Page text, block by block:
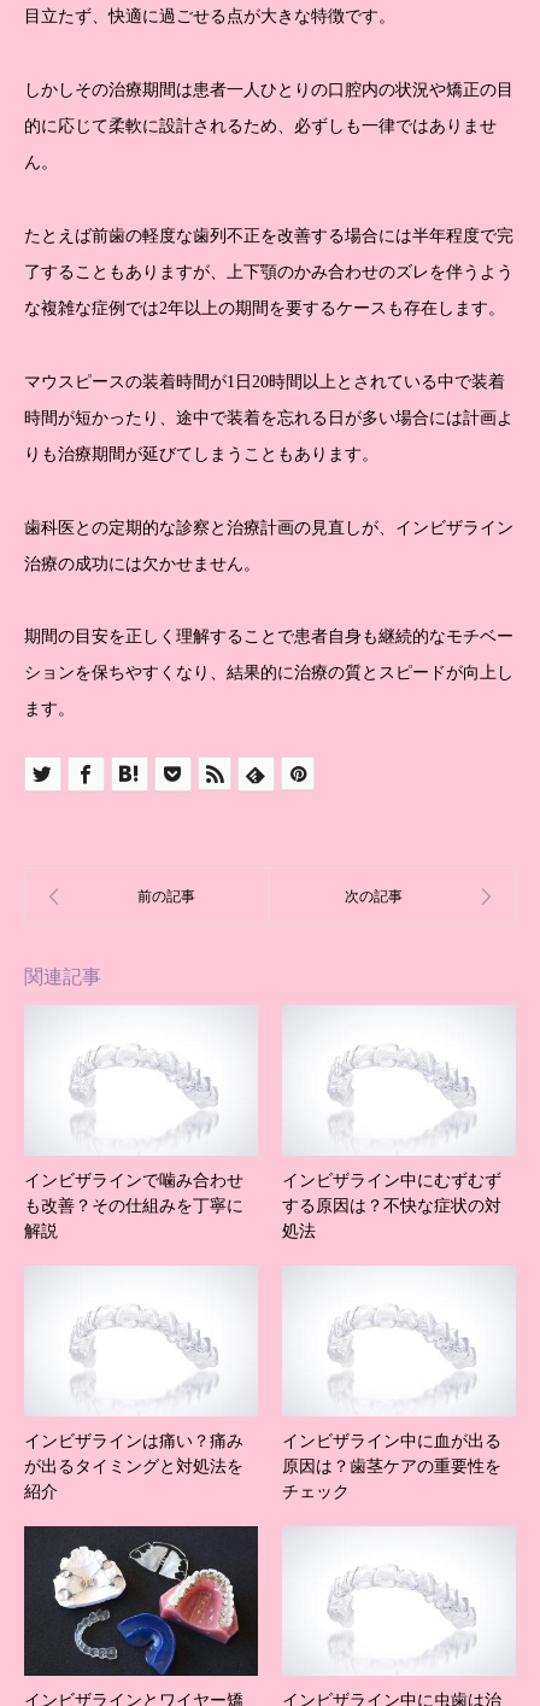
目立たず、快適に過ごせる点が大きな特徴です。
しかしその治療期間は患者一人ひとりの口腔内の状況や矯正の目
的に応じて柔軟に設計されるため、必ずしも一律ではありませ
ん。
たとえば前歯の軽度な歯列不正を改善する場合には半年程度で完
了することもありますが、上下顎のかみ合わせのズレを伴うよう
な複雑な症例では2年以上の期間を要するケースも存在します。
マウスピースの装着時間が1日20時間以上とされている中で装着
時間が短かったり、途中で装着を忘れる日が多い場合には計画よ
りも治療期間が延びてしまうこともあります。
歯科医との定期的な診察と治療計画の見直しが、インビザライン
治療の成功には欠かせません。
期間の目安を正しく理解することで患者自身も継続的なモチベー
ションを保ちやすくなり、結果的に治療の質とスピードが向上し
ます。
関連記事
インビザラインで噛み合わせ
も改善？その仕組みを丁寧に
解説
インビザライン中にむずむず
する原因は？不快な症状の対
処法
インビザラインは痛い？痛み
が出るタイミングと対処法を
紹介
インビザライン中に血が出る
原因は？歯茎ケアの重要性を
チェック
インビザラインとワイヤー矯 インビザライン中に虫歯は治